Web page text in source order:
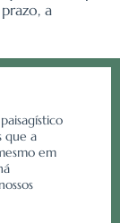
a
que a
em